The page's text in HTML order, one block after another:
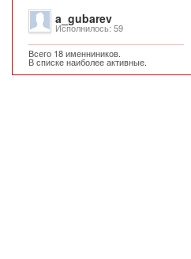
a_gubarev
Исполнилось: 59
Всего 18 именниников.
В списке наиболее активные.